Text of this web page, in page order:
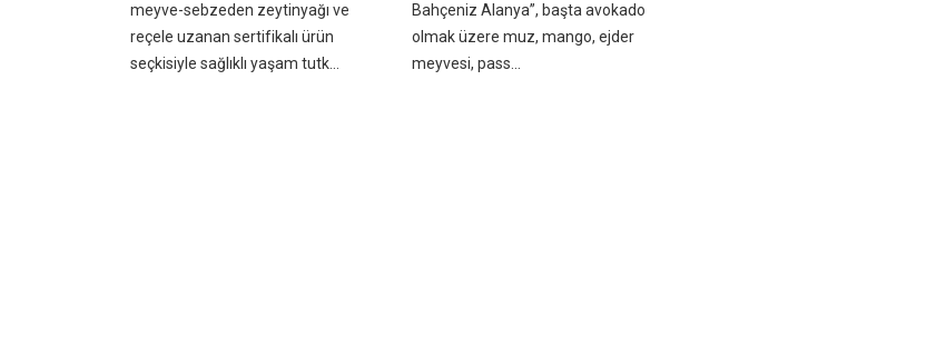
meyve-sebzeden zeytinyağı ve
reçele uzanan sertifikalı ürün
seçkisiyle sağlıklı yaşam tutk...
Bahçeniz Alanya”, başta avokado
olmak üzere muz, mango, ejder
meyvesi, pass...